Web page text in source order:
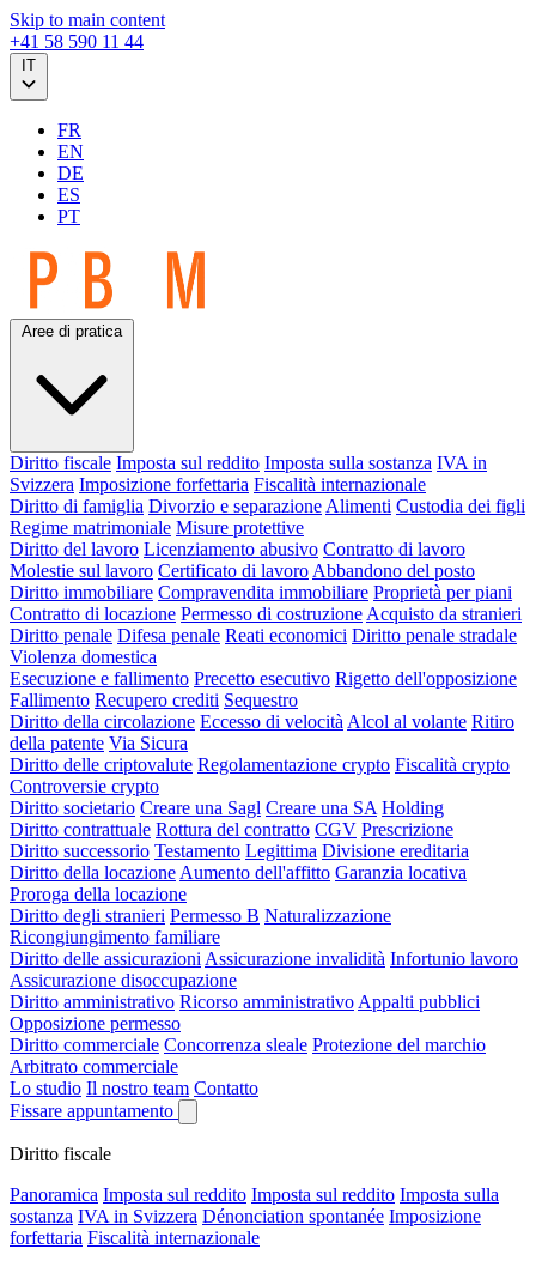
Skip to main content
+41 58 590 11 44
FR
EN
DE
ES
PT
Aree di pratica
Diritto fiscale Imposta sul reddito Imposta sulla sostanza IVA in
Svizzera Imposizione forfettaria Fiscalità internazionale
Diritto di famiglia Divorzio e separazione Alimenti Custodia dei figli
Regime matrimoniale Misure protettive
Diritto del lavoro Licenziamento abusivo Contratto di lavoro
Molestie sul lavoro Certificato di lavoro Abbandono del posto
Diritto immobiliare Compravendita immobiliare Proprietà per piani
Contratto di locazione Permesso di costruzione Acquisto da stranieri
Diritto penale Difesa penale Reati economici Diritto penale stradale
Violenza domestica
Esecuzione e fallimento Precetto esecutivo Rigetto dell'opposizione
Fallimento Recupero crediti Sequestro
Diritto della circolazione Eccesso di velocità Alcol al volante Ritiro
della patente Via Sicura
Diritto delle criptovalute Regolamentazione crypto Fiscalità crypto
Controversie crypto
Diritto societario Creare una Sagl Creare una SA Holding
Diritto contrattuale Rottura del contratto CGV Prescrizione
Diritto successorio Testamento Legittima Divisione ereditaria
Diritto della locazione Aumento dell'affitto Garanzia locativa
Proroga della locazione
Diritto degli stranieri Permesso B Naturalizzazione
Ricongiungimento familiare
Diritto delle assicurazioni Assicurazione invalidità Infortunio lavoro
Assicurazione disoccupazione
Diritto amministrativo Ricorso amministrativo Appalti pubblici
Opposizione permesso
Diritto commerciale Concorrenza sleale Protezione del marchio
Arbitrato commerciale
Lo studio Il nostro team Contatto
Fissare appuntamento
Diritto fiscale
Panoramica Imposta sul reddito Imposta sul reddito Imposta sulla
sostanza IVA in Svizzera Dénonciation spontanée Imposizione
forfettaria Fiscalità internazionale